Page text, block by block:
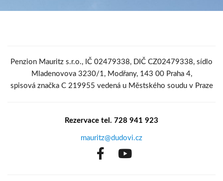
Penzion Mauritz s.r.o., IČ 02479338, DIČ CZ02479338, sídlo
Mladenovova 3230/1, Modřany, 143 00 Praha 4,
spisová značka C 219955 vedená u Městského soudu v Praze
Rezervace tel. 728 941 923
mauritz@dudovi.cz